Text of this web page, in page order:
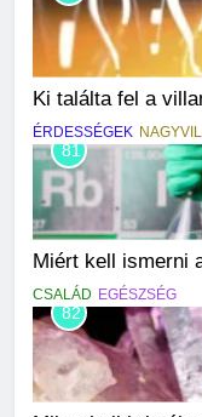
Ki találta fel a
ÉRDESSÉGEK
81
Miért kell ismerni
CSALÁD EGÉSZSÉG
82